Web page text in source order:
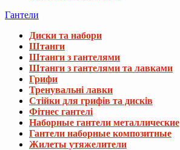
Гантели
Диски та набори
Штанги
Штанги з гантелями
Штанги з гантелями та лавками
Грифи
Тренувальні лавки
Стійки для грифів та дисків
Фітнес гантелі
Наборные гантели металлические
Гантели наборные композитные
Жилеты утяжелители